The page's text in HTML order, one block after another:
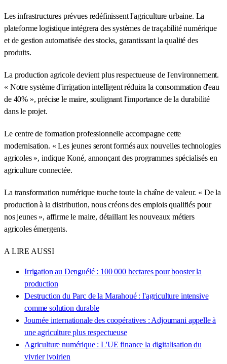
Les infrastructures prévues redéfinissent l'agriculture urbaine. La
plateforme logistique intégrera des systèmes de traçabilité numérique
et de gestion automatisée des stocks, garantissant la qualité des
produits.
La production agricole devient plus respectueuse de l'environnement.
« Notre système d'irrigation intelligent réduira la consommation d'eau
de 40% », précise le maire, soulignant l'importance de la durabilité
dans le projet.
Le centre de formation professionnelle accompagne cette
modernisation. « Les jeunes seront formés aux nouvelles technologies
agricoles », indique Koné, annonçant des programmes spécialisés en
agriculture connectée.
La transformation numérique touche toute la chaîne de valeur. « De la
production à la distribution, nous créons des emplois qualifiés pour
nos jeunes », affirme le maire, détaillant les nouveaux métiers
agricoles émergents.
A LIRE AUSSI
Irrigation au Denguélé : 100 000 hectares pour booster la
production
Destruction du Parc de la Marahoué : l'agriculture intensive
comme solution durable
Journée internationale des coopératives : Adjoumani appelle à
une agriculture plus respectueuse
Agriculture numérique : L'UE finance la digitalisation du
vivrier ivoirien